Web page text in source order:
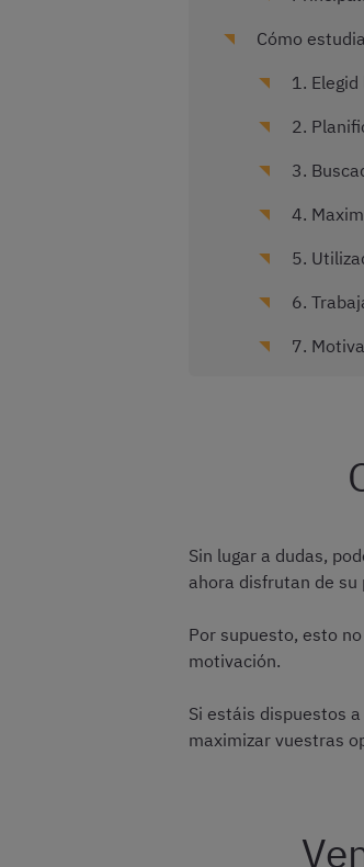
Cómo
1.
2.
3.
4.
5.
6.
7.
Sin lugar a dudas,
ahora disfrutan de su
Por supuesto, esto
motivación.
Si estáis dispuestos
maximizar vuestras